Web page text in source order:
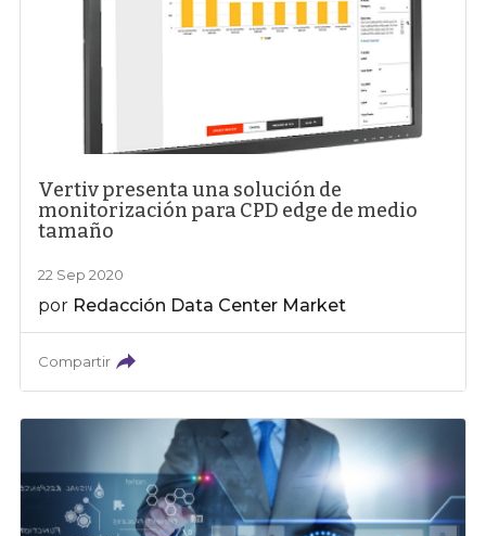
Vertiv presenta una solución de
monitorización para CPD edge de medio
tamaño
22 Sep 2020
por Redacción Data Center Market
Compartir